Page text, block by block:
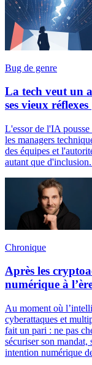
Bug de genre
La tech veut un
ses vieux réflexes
L'essor de l'IA pousse
les managers
des équipes et
autant que
Chronique
Après les
numérique à
Au moment où
cyberattaques et
fait un pari : ne pas
sécuriser son
intention numérique